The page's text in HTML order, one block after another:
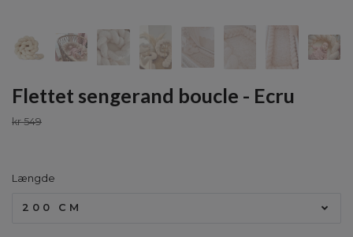
Flettet sengerand boucle - Ecru
kr 549
Længde
200 CM